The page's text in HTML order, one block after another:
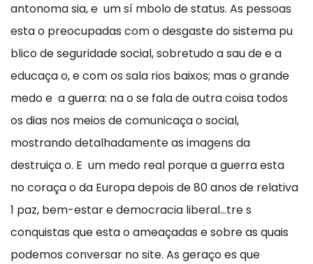
antonoma sia, e um sí mbolo de status. As pessoas
esta o preocupadas com o desgaste do sistema pu
blico de seguridade social, sobretudo a sau de e a
educaça o, e com os sala rios baixos; mas o grande
medo e a guerra: na o se fala de outra coisa todos
os dias nos meios de comunicaça o social,
mostrando detalhadamente as imagens da
destruiça o. E um medo real porque a guerra esta
no coraça o da Europa depois de 80 anos de relativa
1 paz, bem-estar e democracia liberal...tre s
conquistas que esta o ameaçadas e sobre as quais
podemos conversar no site. As geraço es que